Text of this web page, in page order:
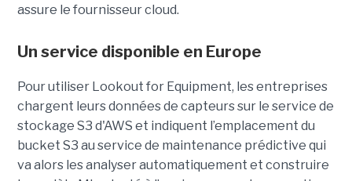
assure le fournisseur cloud.
Un service disponible en Europe
Pour utiliser Lookout for Equipment, les entreprises
chargent leurs données de capteurs sur le service de
stockage S3 d'AWS et indiquent l’emplacement du
bucket S3 au service de maintenance prédictive qui
va alors les analyser automatiquement et construire